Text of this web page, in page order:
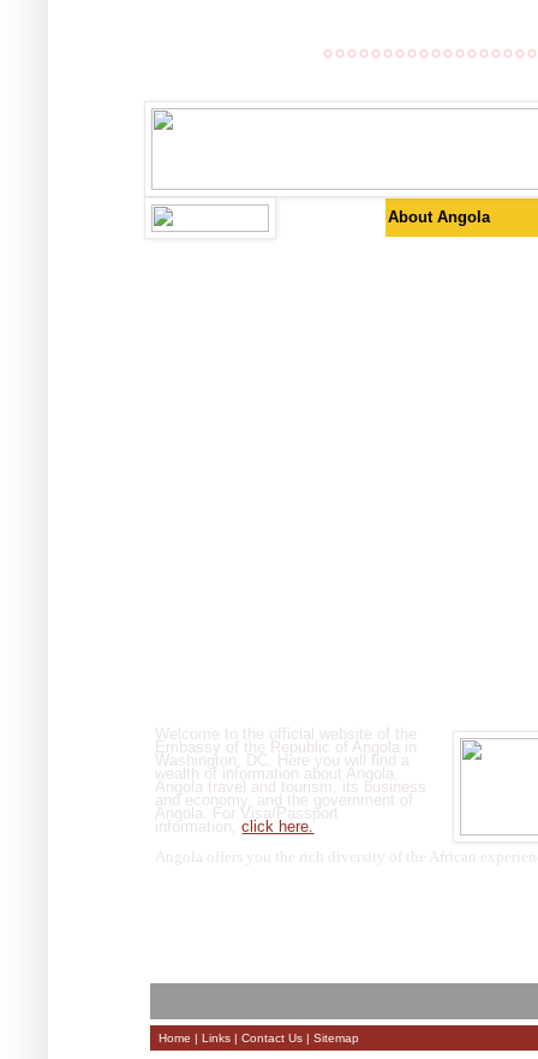
About Angola
Welcome to the official website of the
Embassy of the Republic of Angola in
Washington, DC. Here you will find a
wealth of information about Angola,
Angola travel and tourism, its business
and economy, and the government of
Angola. For Visa/Passport
information,click here.
Angola offers you the rich diversity of the African
Home |Links |Contact Us |Sitemap